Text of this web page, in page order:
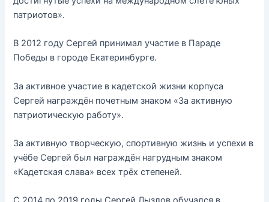
патриотов».
В 2012 году Сергей принимал участие в Параде
Победы в городе Екатеринбурге.
За активное участие в кадетской жизни корпуса
Сергей награждён почетным знаком «За активную
патриотическую работу».
За активную творческую, спортивную жизнь и успехи в
учёбе Сергей был награждён нагрудным знаком
«Кадетская слава» всех трёх степеней.